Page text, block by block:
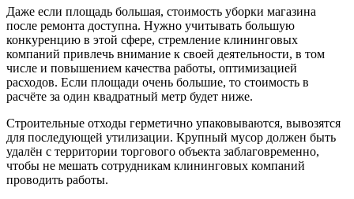
Даже если площадь большая, стоимость уборки магазина
после ремонта доступна. Нужно учитывать большую
конкуренцию в этой сфере, стремление клининговых
компаний привлечь внимание к своей деятельности, в том
числе и повышением качества работы, оптимизацией
расходов. Если площади очень большие, то стоимость в
расчёте за один квадратный метр будет ниже.
Строительные отходы герметично упаковываются, вывозятся
для последующей утилизации. Крупный мусор должен быть
удалён с территории торгового объекта заблаговременно,
чтобы не мешать сотрудникам клининговых компаний
проводить работы.